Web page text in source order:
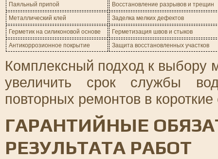
Паяльный припой
Восстановление разрывов и трещин
Металлический клей
Заделка мелких дефектов
Герметик на силиконовой основе
Герметизация швов и стыков
Антикоррозионное покрытие
Защита восстановленных участков
Комплексный подход к выбору
увеличить срок службы
повторных ремонтов в короткие
ГАРАНТИЙНЫЕ
РЕЗУЛЬТАТА РАБОТ